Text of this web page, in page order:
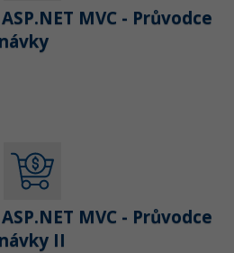
MVC - Průvodce
MVC - Průvodce
II